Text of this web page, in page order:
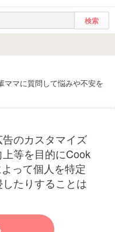
ママに質問して悩みや不安を
のカスタマイズ
等を目的にCook
って個人を特定
たりすることは
情報を配信中